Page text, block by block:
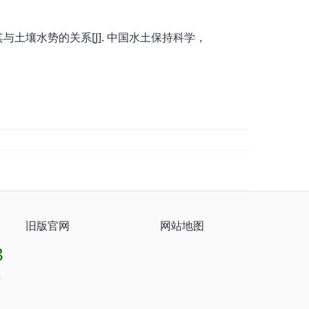
土壤水势的关系[J]. 中国水土保持科学，
旧版官网 网站地图